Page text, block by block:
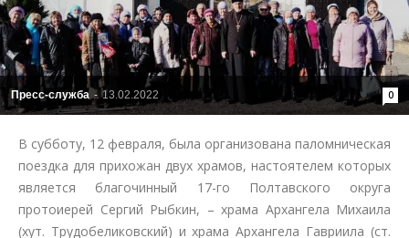
Пресс-служба - 13.02.2022 0
В субботу, 12 февраля, была организована паломническая
поездка для прихожан двух храмов, настоятелем которых
является благочинный 17-го Полтавского округа
протоиерей Сергий Рыбкин, – храма Архангела Михаила
(хут. Трудобеликовский) и храма Архангела Гавриила (ст.